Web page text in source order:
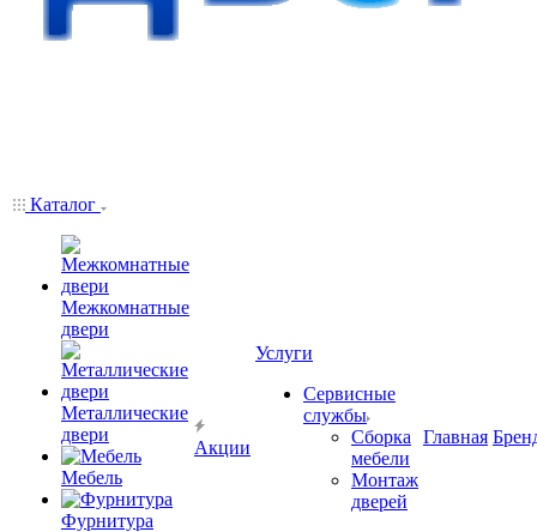
Каталог
Межкомнатные
двери
Металлические
двери
Мебель
Фурнитура
Акции
Услуги
Сервисные
службы
Сборка
мебели
Монтаж
дверей
Главная